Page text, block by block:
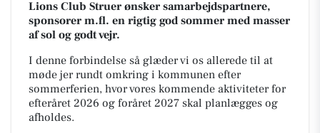
Lions Club Struer ønsker samarbejdspartnere,
sponsorer m.fl. en rigtig god sommer med masser
af sol og godt vejr.
I denne forbindelse så glæder vi os allerede til at
møde jer rundt omkring i kommunen efter
sommerferien, hvor vores kommende aktiviteter for
efteråret 2026 og foråret 2027 skal planlægges og
afholdes.